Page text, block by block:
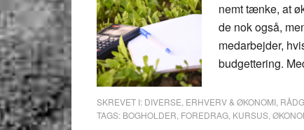
nemt tænke, at
de nok også,
medarbejder,
budgettering.
SKREVET I: DIVERSE ERHVERV & ØKONOMI
TAGS: BOGHOLDER FOREDRAG KURSUS